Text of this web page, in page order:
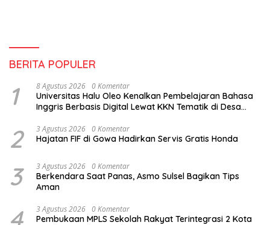
BERITA POPULER
1 8 Agustus 2026 0 Komentar
Universitas Halu Oleo Kenalkan Pembelajaran Bahasa
Inggris Berbasis Digital Lewat KKN Tematik di Desa
2 3 Agustus 2026 0 Komentar
Hajatan FIF di Gowa Hadirkan Servis Gratis Honda
3 3 Agustus 2026 0 Komentar
Berkendara Saat Panas, Asmo Sulsel Bagikan Tips
Aman
4 3 Agustus 2026 0 Komentar
Pembukaan MPLS Sekolah Rakyat Terintegrasi 2 Kota